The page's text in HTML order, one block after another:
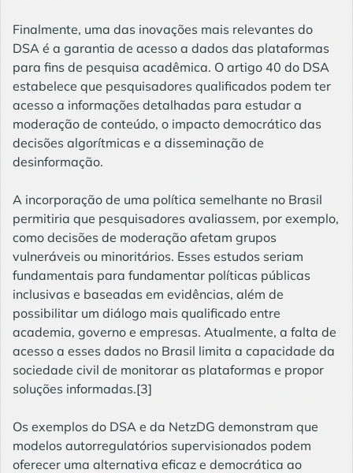
Finalmente, uma das inovações mais relevantes do
DSA é a garantia de acesso a dados das plataformas
para fins de pesquisa acadêmica. O artigo 40 do DSA
estabelece que pesquisadores qualificados podem ter
acesso a informações detalhadas para estudar a
moderação de conteúdo, o impacto democrático das
decisões algorítmicas e a disseminação de
desinformação.
A incorporação de uma política semelhante no Brasil
permitiria que pesquisadores avaliassem, por exemplo,
como decisões de moderação afetam grupos
vulneráveis ou minoritários. Esses estudos seriam
fundamentais para fundamentar políticas públicas
inclusivas e baseadas em evidências, além de
possibilitar um diálogo mais qualificado entre
academia, governo e empresas. Atualmente, a falta de
acesso a esses dados no Brasil limita a capacidade da
sociedade civil de monitorar as plataformas e propor
soluções informadas.[3]
Os exemplos do DSA e da NetzDG demonstram que
modelos autorregulatórios supervisionados podem
oferecer uma alternativa eficaz e democrática ao